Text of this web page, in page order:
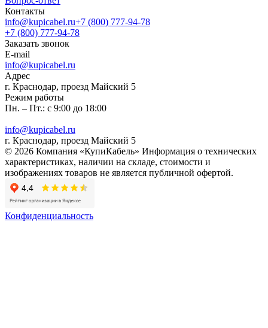
Контакты
info@kupicabel.ru+7 (800) 777-94-78
+7 (800) 777-94-78
Заказать звонок
E-mail
info@kupicabel.ru
Адрес
г. Краснодар, проезд Майский 5
Режим работы
Пн. – Пт.: с 9:00 до 18:00
info@kupicabel.ru
г. Краснодар, проезд Майский 5
© 2026 Компания «КупиКабель» Информация о технических
характеристиках, наличии на складе, стоимости и
изображениях товаров не является публичной офертой.
Конфиденциальность